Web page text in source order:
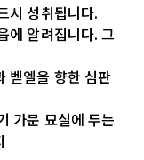
시 성취됩니다.
에 알려집니다. 그
벧엘을 향한 심판
가문 묘실에 두는